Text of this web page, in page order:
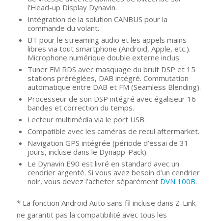
l’Head-up Display Dynavin.
Intégration de la solution CANBUS pour la
commande du volant.
BT pour le streaming audio et les appels mains
libres via tout smartphone (Android, Apple, etc.).
Microphone numérique double externe inclus.
Tuner FM RDS avec masquage du bruit DSP et 15
stations préréglées, DAB intégré. Commutation
automatique entre DAB et FM (Seamless Blending).
Processeur de son DSP intégré avec égaliseur 16
bandes et correction du temps.
Lecteur multimédia via le port USB.
Compatible avec les caméras de recul aftermarket.
Navigation GPS intégrée (période d’essai de 31
jours, incluse dans le Dynapp-Pack).
Le Dynavin E90 est livré en standard avec un
cendrier argenté. Si vous avez besoin d’un cendrier
noir, vous devez l’acheter séparément DVN 100B.
* La fonction Android Auto sans fil incluse dans Z-Link
ne garantit pas la compatibilité avec tous les